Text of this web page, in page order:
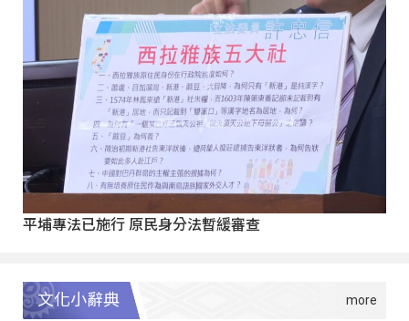
平埔專法已施行 原民身分法暫緩審查
文化小辭典